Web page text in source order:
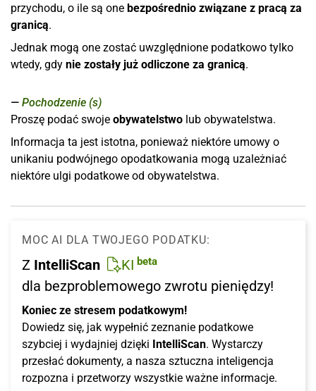
przychodu, o ile są one bezpośrednio związane z pracą za
granicą.
Jednak mogą one zostać uwzględnione podatkowo tylko
wtedy, gdy nie zostały już odliczone za granicą.
Pochodzenie (s)
Proszę podać swoje obywatelstwo lub obywatelstwa.
Informacja ta jest istotna, ponieważ niektóre umowy o
unikaniu podwójnego opodatkowania mogą uzależniać
niektóre ulgi podatkowe od obywatelstwa.
MOC AI DLA TWOJEGO PODATKU:
Z IntelliScan KI beta
dla bezproblemowego zwrotu pieniędzy!
Koniec ze stresem podatkowym!
Dowiedz się, jak wypełnić zeznanie podatkowe
szybciej i wydajniej dzięki IntelliScan. Wystarczy
przesłać dokumenty, a nasza sztuczna inteligencja
rozpozna i przetworzy wszystkie ważne informacje.